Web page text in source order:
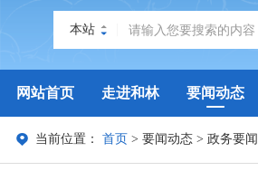
本站
网站首页 走进和林 要闻动态
政务服务 政民互动 政府数据
当前位置：首页 >要闻动态 >政务要闻